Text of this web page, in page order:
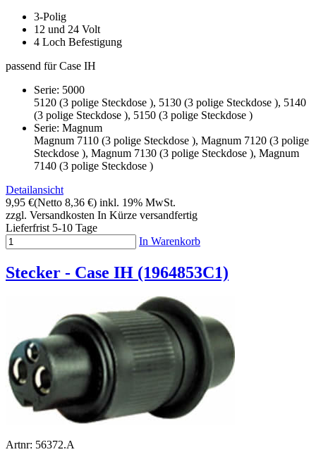
3-Polig
12 und 24 Volt
4 Loch Befestigung
passend für Case IH
Serie: 5000
5120 (3 polige Steckdose ), 5130 (3 polige Steckdose ), 5140
(3 polige Steckdose ), 5150 (3 polige Steckdose )
Serie: Magnum
Magnum 7110 (3 polige Steckdose ), Magnum 7120 (3 polige
Steckdose ), Magnum 7130 (3 polige Steckdose ), Magnum
7140 (3 polige Steckdose )
Detailansicht
9,95 €(Netto 8,36 €) inkl. 19% MwSt.
zzgl. Versandkosten In Kürze versandfertig
Lieferfrist 5-10 Tage
In Warenkorb
Stecker - Case IH (1964853C1)
Artnr: 56372.A